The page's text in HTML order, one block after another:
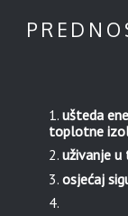
ušteda
toplotne
uživanje
osjećaj